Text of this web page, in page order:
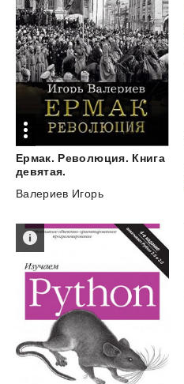
Ермак. Революция. Книга
девятая.
Валериев Игорь